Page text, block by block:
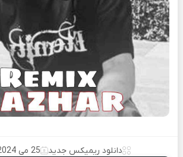
دانلود ریمیکس جدید 25 می 2024